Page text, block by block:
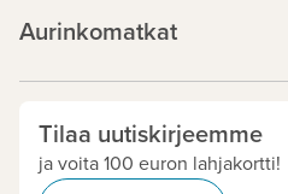
Aurinkomatkat
Tilaa uutiskirjeemme
ja voita 100 euron lahjakortti!